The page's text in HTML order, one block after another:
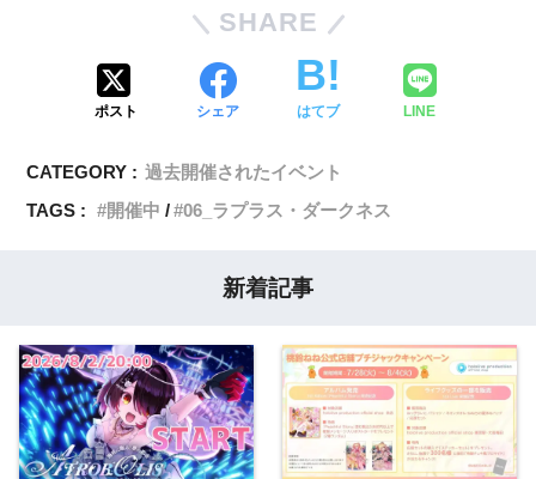
SHARE
ポスト シェア はてブ LINE
CATEGORY : 過去開催されたイベント
TAGS :
開催中 06_ラプラス・ダークネス
新着記事